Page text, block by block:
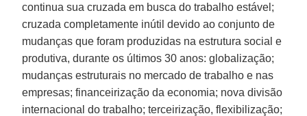
continua sua cruzada em busca do trabalho estável;
cruzada completamente inútil devido ao conjunto de
mudanças que foram produzidas na estrutura social e
produtiva, durante os últimos 30 anos: globalização;
mudanças estruturais no mercado de trabalho e nas
empresas; financeirização da economia; nova divisão
internacional do trabalho; terceirização, flexibilização;